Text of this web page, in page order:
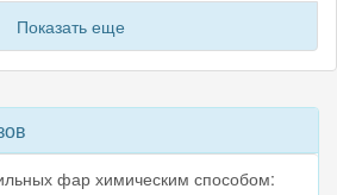
Показать еще
фар химическим способом: